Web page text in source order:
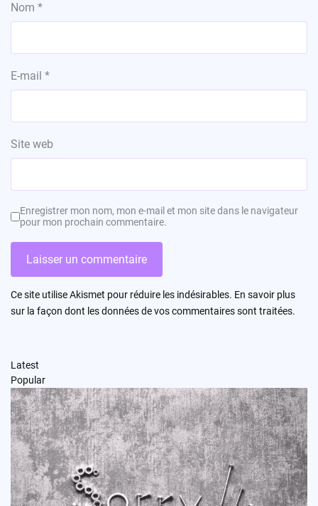
Nom *
E-mail *
Site web
Enregistrer mon nom, mon e-mail et mon site dans le navigateur
pour mon prochain commentaire.
Ce site utilise Akismet pour réduire les indésirables. En savoir plus
sur la façon dont les données de vos commentaires sont traitées.
Latest
Popular